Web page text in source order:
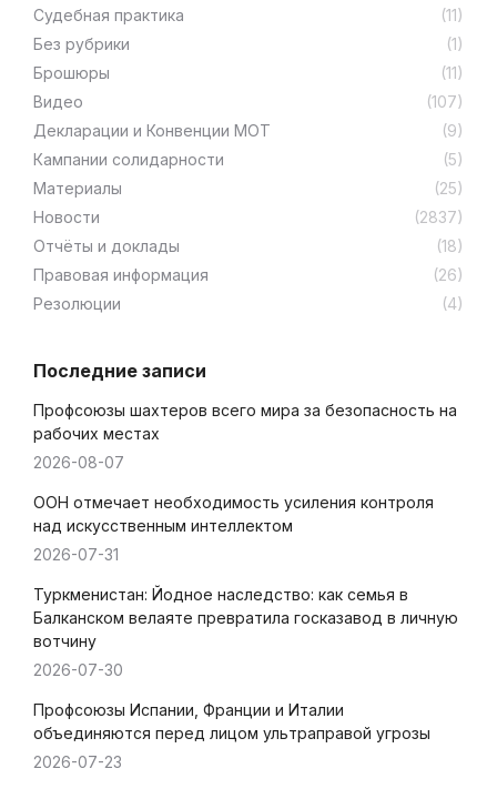
Cудебная практика
(11)
Без рубрики
(1)
Брошюры
(11)
Видео
(107)
Декларации и Конвенции МОТ
(9)
Кампании солидарности
(5)
Материалы
(25)
Новости
(2837)
Отчёты и доклады
(18)
Правовая информация
(26)
Резолюции
(4)
Последние записи
Профсоюзы шахтеров всего мира за безопасность на
рабочих местах
2026-08-07
ООН отмечает необходимость усиления контроля
над искусственным интеллектом
2026-07-31
Туркменистан: Йодное наследство: как семья в
Балканском велаяте превратила госказавод в личную
вотчину
2026-07-30
Профсоюзы Испании, Франции и Италии
объединяются перед лицом ультраправой угрозы
2026-07-23